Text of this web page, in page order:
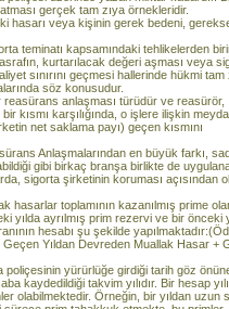
gerçek tam zıya örnekleridir.
hasarı veya kişinin gerek bedeni,
teminatı kapsamındaki tehlikelerden
kurtarılacak değeri aşması veya
sınırını geçmesi hallerinde hükmi tam
söz konusudur.
anlaşması türüdür ve reasürör,
kısmı karşılığında, o işlere ilişkin
net saklama payı) geçen kısmını
Anlaşmalarından en büyük farkı,
gibi birkaç branşa birlikte de
sigorta şirketinin koruması açısından
toplamının kazanılmış prime
yılda ayrılmış prim rezervi ve bir önceki
hesabı şu şekilde
Yıldan Devreden Muallak Hasar +
yürürlüğe girdiği tarih göz
kaydedildiği takvim yılıdır. Bir hesap yılı
olabilmektedir. Örneğin, bir yıldan uzun